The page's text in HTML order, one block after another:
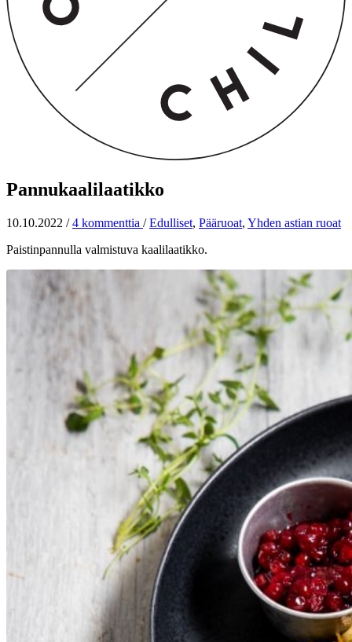
Pannukaalilaatikko
10.10.2022 / 4 kommenttia / Edulliset, Pääruoat, Yhden astian ruoat
Paistinpannulla valmistuva kaalilaatikko.